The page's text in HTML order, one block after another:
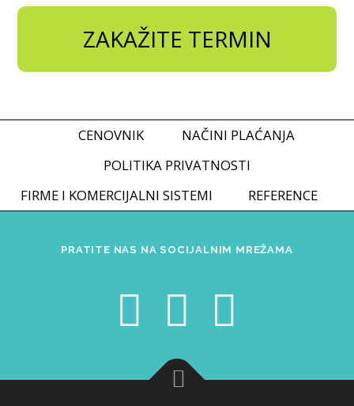
ZAKAŽITE TERMIN
CENOVNIK
NAČINI PLAĆANJA
POLITIKA PRIVATNOSTI
FIRME I KOMERCIJALNI SISTEMI
REFERENCE
PRATITE NAS NA SOCIJALNIM MREŽAMA